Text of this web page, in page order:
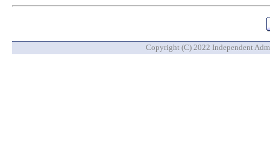
Copyright (C) 2022 Independent